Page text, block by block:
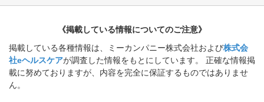
《掲載している情報についてのご注意》
掲載している各種情報は、ミーカンパニー株式会社および株式会
社eヘルスケアが調査した情報をもとにしています。 正確な情報掲
載に努めておりますが、内容を完全に保証するものではありませ
ん。